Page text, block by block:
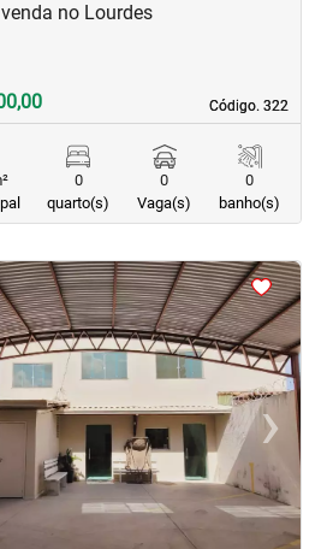
Código. 322
Código. 322
no Lourdes
0
quarto(s)
0
Vaga(s)
0
banho(s)
›Next